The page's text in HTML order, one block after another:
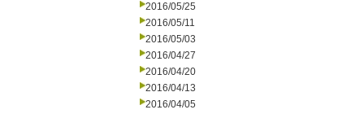
2016/05/25
2016/05/11
2016/05/03
2016/04/27
2016/04/20
2016/04/13
2016/04/05